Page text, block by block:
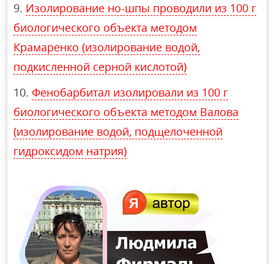
Изолирование но-шпы проводили из 100 г
биологического объекта методом
Крамаренко (изолирование водой,
подкисленной серной кислотой)
Фенобарбитал изолировали из 100 г
биологического объекта методом Валова
(изолирование водой, подщелоченной
гидроксидом натрия)